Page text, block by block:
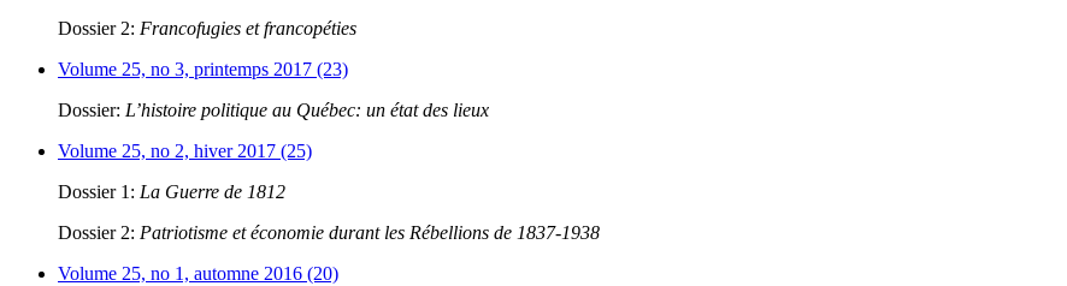
Dossier 2: Francofugies et francopéties
Volume 25, no 3, printemps 2017 (23)
Dossier: L’histoire politique au Québec: un état des lieux
Volume 25, no 2, hiver 2017 (25)
Dossier 1: La Guerre de 1812
Dossier 2: Patriotisme et économie durant les Rébellions de 1837-1938
Volume 25, no 1, automne 2016 (20)